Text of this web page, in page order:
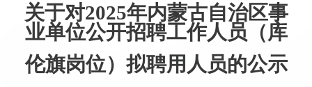
关于对2025年内蒙古自治区事
业单位公开招聘工作人员（库
伦旗岗位）拟聘用人员的公示